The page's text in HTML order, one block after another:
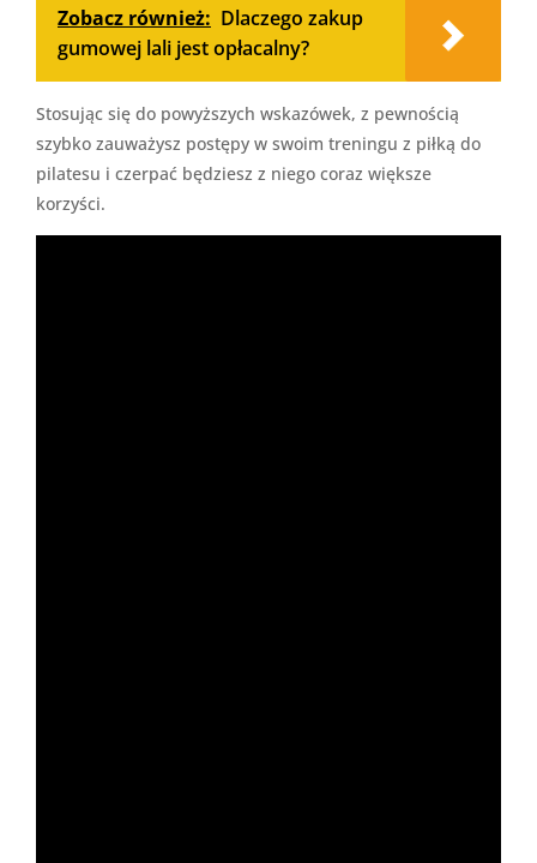
Zobacz również: Dlaczego zakup
gumowej lali jest opłacalny?
Stosując się do powyższych wskazówek, z pewnością
szybko zauważysz postępy w swoim treningu z piłką do
pilatesu i czerpać będziesz z niego coraz większe
korzyści.